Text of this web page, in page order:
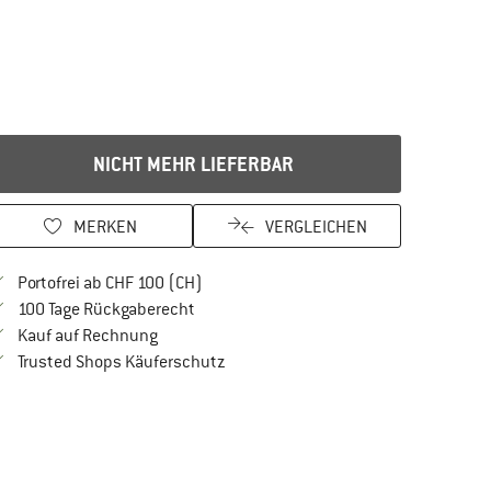
NICHT MEHR LIEFERBAR
MERKEN VERGLEICHEN
Portofrei ab CHF 100 (CH)
100 Tage RückgaberechtGehe hier zu den Rückgabe-Richtlinien
Kauf auf RechnungFinde die Zahlungs-Infos hier! Öffnet sich in
Trusted Shops KäuferschutzFinde alle Infos hier!